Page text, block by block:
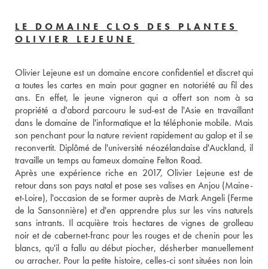
LE DOMAINE CLOS DES PLANTES
OLIVIER LEJEUNE
Olivier Lejeune est un domaine encore confidentiel et discret qui
a toutes les cartes en main pour gagner en notoriété au fil des
ans. En effet, le jeune vigneron qui a offert son nom à sa
propriété a d'abord parcouru le sud-est de l'Asie en travaillant
dans le domaine de l'informatique et la téléphonie mobile. Mais
son penchant pour la nature revient rapidement au galop et il se
reconvertit. Diplômé de l'université néozélandaise d'Auckland, il
travaille un temps au fameux domaine Felton Road.
Après une expérience riche en 2017, Olivier Lejeune est de
retour dans son pays natal et pose ses valises en Anjou (Maine-
et-Loire), l'occasion de se former auprès de Mark Angeli (Ferme
de la Sansonnière) et d'en apprendre plus sur les vins naturels
sans intrants. Il acquière trois hectares de vignes de grolleau
noir et de cabernet-franc pour les rouges et de chenin pour les
blancs, qu'il a fallu au début piocher, désherber manuellement
ou arracher. Pour la petite histoire, celles-ci sont situées non loin